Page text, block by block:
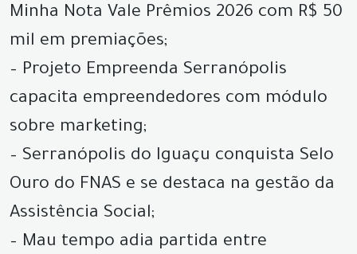
Minha Nota Vale Prêmios 2026 com R$ 50
mil em premiações;
– Projeto Empreenda Serranópolis
capacita empreendedores com módulo
sobre marketing;
– Serranópolis do Iguaçu conquista Selo
Ouro do FNAS e se destaca na gestão da
Assistência Social;
– Mau tempo adia partida entre